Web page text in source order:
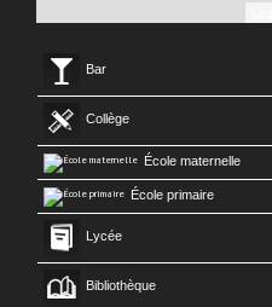
Bar
Collège
École maternelle
École primaire
Lycée
Bibliothèque